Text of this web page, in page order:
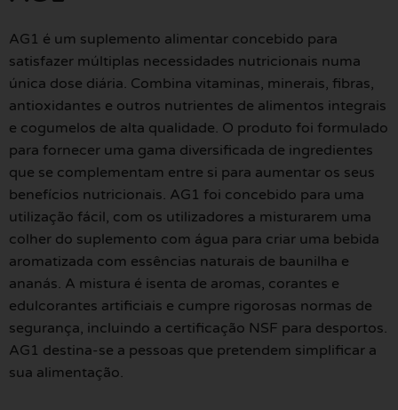
AG1 é um suplemento alimentar concebido para
satisfazer múltiplas necessidades nutricionais numa
única dose diária. Combina vitaminas, minerais, fibras,
antioxidantes e outros nutrientes de alimentos integrais
e cogumelos de alta qualidade. O produto foi formulado
para fornecer uma gama diversificada de ingredientes
que se complementam entre si para aumentar os seus
benefícios nutricionais. AG1 foi concebido para uma
utilização fácil, com os utilizadores a misturarem uma
colher do suplemento com água para criar uma bebida
aromatizada com essências naturais de baunilha e
ananás. A mistura é isenta de aromas, corantes e
edulcorantes artificiais e cumpre rigorosas normas de
segurança, incluindo a certificação NSF para desportos.
AG1 destina-se a pessoas que pretendem simplificar a
sua alimentação.